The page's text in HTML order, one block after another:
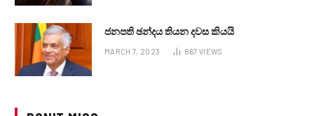
ජනපති ඡන්දය තියන දවස කියයි
MARCH 7, 2023 867 VIEWS